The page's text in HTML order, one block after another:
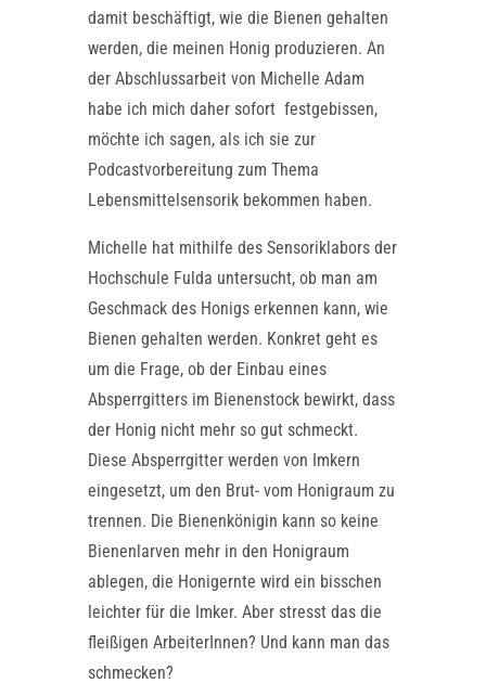
damit beschäftigt, wie die Bienen gehalten
werden, die meinen Honig produzieren. An
der Abschlussarbeit von Michelle Adam
habe ich mich daher sofort festgebissen,
möchte ich sagen, als ich sie zur
Podcastvorbereitung zum Thema
Lebensmittelsensorik bekommen haben.
Michelle hat mithilfe des Sensoriklabors der
Hochschule Fulda untersucht, ob man am
Geschmack des Honigs erkennen kann, wie
Bienen gehalten werden. Konkret geht es
um die Frage, ob der Einbau eines
Absperrgitters im Bienenstock bewirkt, dass
der Honig nicht mehr so gut schmeckt.
Diese Absperrgitter werden von Imkern
eingesetzt, um den Brut- vom Honigraum zu
trennen. Die Bienenkönigin kann so keine
Bienenlarven mehr in den Honigraum
ablegen, die Honigernte wird ein bisschen
leichter für die Imker. Aber stresst das die
fleißigen ArbeiterInnen? Und kann man das
schmecken?